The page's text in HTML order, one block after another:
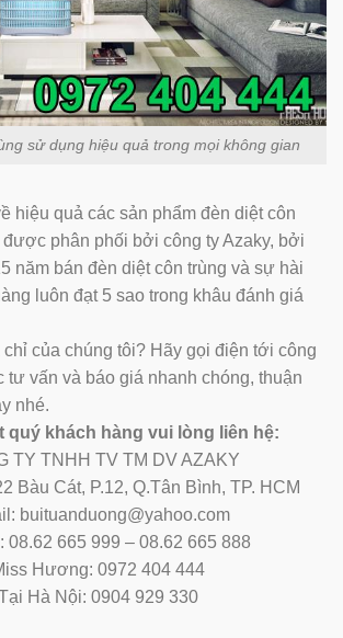
sử dụng hiệu quả trong mọi không gian
hiệu quả các sản phẩm đèn diệt côn
phân phối bởi công ty Azaky, bởi
năm bán đèn diệt côn trùng và sự hài
luôn đạt 5 sao trong khâu đánh giá
chỉ của chúng tôi? Hãy gọi điện tới công
tư vấn và báo giá nhanh chóng, thuận
nhé.
quý khách hàng vui lòng liên hệ:
TY TNHH TV TM DV AZAKY
Bàu Cát, P.12, Q.Tân Bình, TP. HCM
buituanduong@yahoo.com
08.62 665 999 – 08.62 665 888
Hương: 0972 404 444
Hà Nội: 0904 929 330